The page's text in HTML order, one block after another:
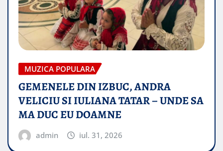
MUZICA POPULARA
GEMENELE DIN IZBUC, ANDRA
VELICIU SI IULIANA TATAR – UNDE SA
MA DUC EU DOAMNE
admin iul. 31, 2026